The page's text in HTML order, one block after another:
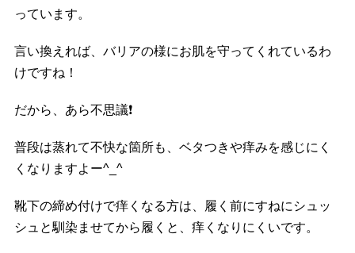
っています。
言い換えれば、バリアの様にお肌を守ってくれているわ
けですね！
だから、あら不思議❗️
普段は蒸れて不快な箇所も、ベタつきや痒みを感じにく
くなりますよー^_^
靴下の締め付けで痒くなる方は、履く前にすねにシュッ
シュと馴染ませてから履くと、痒くなりにくいです。